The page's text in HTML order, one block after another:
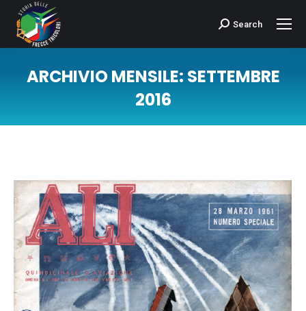
Cerca:Search
ARCHIVIO MENSILE: SETTEMBRE
2016